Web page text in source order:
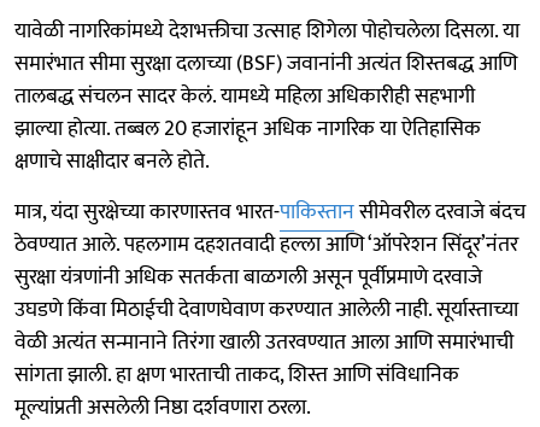
यावेळी नागरिकांमध्ये देशभक्तीचा उत्साह शिगेला पोहोचलेला दिसला. या
समारंभात सीमा सुरक्षा दलाच्या (BSF) जवानांनी अत्यंत शिस्तबद्ध आणि
तालबद्ध संचलन सादर केलं. यामध्ये महिला अधिकारीही सहभागी
झाल्या होत्या. तब्बल 20 हजारांहून अधिक नागरिक या ऐतिहासिक
क्षणाचे साक्षीदार बनले होते.
मात्र, यंदा सुरक्षेच्या कारणास्तव भारत-पाकिस्तानसीमेवरील दरवाजे बंदच
ठेवण्यात आले. पहलगाम दहशतवादी हल्ला आणि ‘ऑपरेशन सिंदूर’नंतर
सुरक्षा यंत्रणांनी अधिक सतर्कता बाळगली असून पूर्वीप्रमाणे दरवाजे
उघडणे किंवा मिठाईची देवाणघेवाण करण्यात आलेली नाही. सूर्यास्ताच्या
वेळी अत्यंत सन्मानाने तिरंगा खाली उतरवण्यात आला आणि समारंभाची
सांगता झाली. हा क्षण भारताची ताकद, शिस्त आणि संविधानिक
मूल्यांप्रती असलेली निष्ठा दर्शवणारा ठरला.